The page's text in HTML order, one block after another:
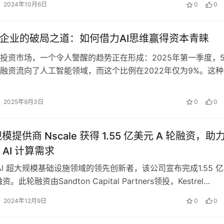
2024年10月6日 0 0
业的破局之道：如何借力AI思维赢得资本青睐
资市场，一个令人警醒的趋势正在形成：2025年第一季度，
资流向了人工智能领域，而这个比例在2022年仅为9%。这
2025年9月3日 0 0
提供商 Nscale 获得 1.55 亿美元 A 轮融资，助
计算需求
超大规模基础设施领域的领先创新者，该公司宣布完成1.55
资。此轮融资由Sandton Capital Partners领投，Kestrel…
2024年12月9日 0 0